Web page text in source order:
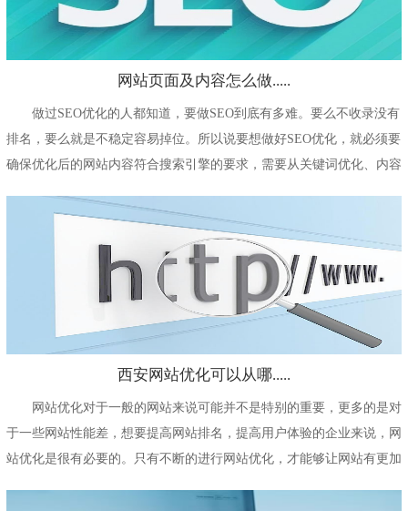
网站页面及内容怎么做.....
做过SEO优化的人都知道，要做SEO到底有多难。要么不收录没有
排名，要么就是不稳定容易掉位。所以说要想做好SEO优化，就必须要
确保优化后的网站内容符合搜索引擎的要求，需要从关键词优化、内容
西安网站优化可以从哪.....
网站优化对于一般的网站来说可能并不是特别的重要，更多的是对
于一些网站性能差，想要提高网站排名，提高用户体验的企业来说，网
站优化是很有必要的。只有不断的进行网站优化，才能够让网站有更加